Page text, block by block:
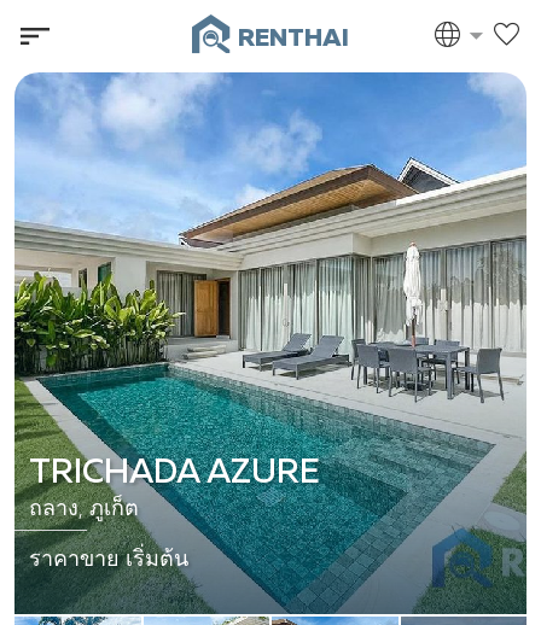
RENTHAI
TRICHADA AZURE
ถลาง, ภูเก็ต
ราคาขาย เริ่มต้น